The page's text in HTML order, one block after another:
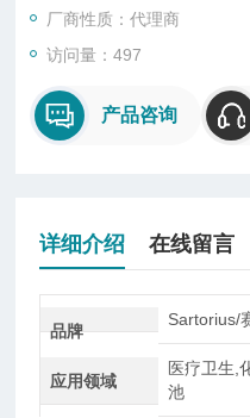
厂商性质：代理商
访问量：497
产品咨询
详细介绍 在线留言
品牌
Sartorius/
应用领域
医疗卫生,
池